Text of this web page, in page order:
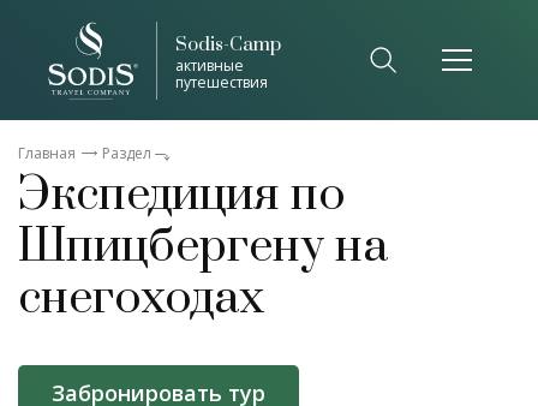
Sodis-Camp
активные
путешествия
Главная Раздел
Экспедиция по
Шпицбергену на
снегоходах
Забронировать тур